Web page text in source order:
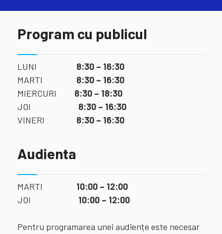
Program cu publicul
LUNI 8:30 – 16:30
MARTI 8:30 – 16:30
MIERCURI 8:30 – 18:30
JOI 8:30 – 16:30
VINERI 8:30 – 16:30
Audienta
MARTI 10:00 – 12:00
JOI 10:00 – 12:00
Pentru programarea unei audiențe este necesar